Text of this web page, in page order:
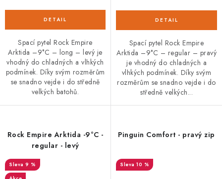
Spací pytel Rock Empire
Arktida –9°C – long – levý je
vhodný do chladných a vlhkých
podmínek. Díky svým rozměrům
se snadno vejde i do středně
velkých batohů.
Spací pytel Rock Empire
Arktida –9°C – regular – pravý
je vhodný do chladných a
vlhkých podmínek. Díky svým
rozměrům se snadno vejde i do
středně velkých...
Rock Empire Arktida -9°C -
regular - levý
9 %
Pinguin Comfort - pravý zip
10 %